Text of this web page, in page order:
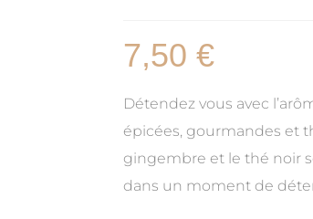
7,50 €
Détendez vous avec
épicées, gourmandes et
gingembre et le thé noir
dans un moment de